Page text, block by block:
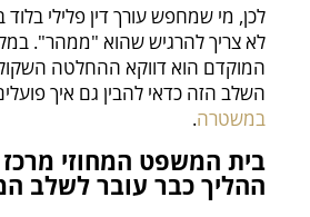
לכן, מי שמחפש עורך דין פלילי בלוד
לא צריך להרגיש שהוא "ממהר".
המוקדם הוא דווקא ההחלטה
השלב הזה כדאי להבין גם איך
במשטרה.
בית המשפט המחוזי
ההליך כבר עובר לשלב